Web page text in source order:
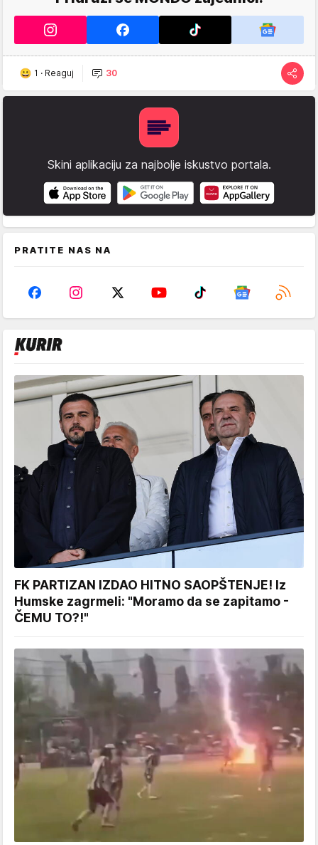
1 · Reaguj 30
Skini aplikaciju za najbolje iskustvo portala.
PRATITE NAS NA
FK PARTIZAN IZDAO HITNO SAOPŠTENJE! Iz
Humske zagrmeli: "Moramo da se zapitamo -
ČEMU TO?!"